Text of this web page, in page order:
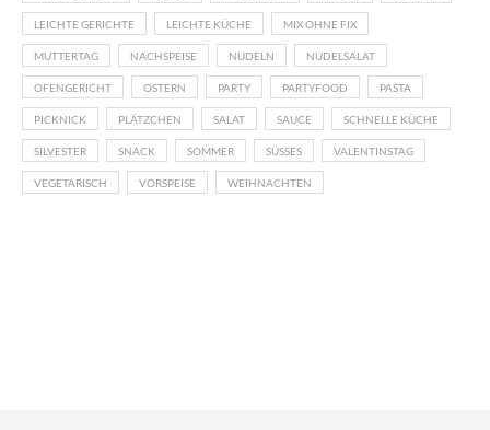
LEICHTE GERICHTE LEICHTE KÜCHE MIX OHNE FIX
MUTTERTAG NACHSPEISE NUDELN NUDELSALAT
OFENGERICHT OSTERN PARTY PARTYFOOD PASTA
PICKNICK PLÄTZCHEN SALAT SAUCE SCHNELLE KÜCHE
SILVESTER SNACK SOMMER SÜSSES VALENTINSTAG
VEGETARISCH VORSPEISE WEIHNACHTEN